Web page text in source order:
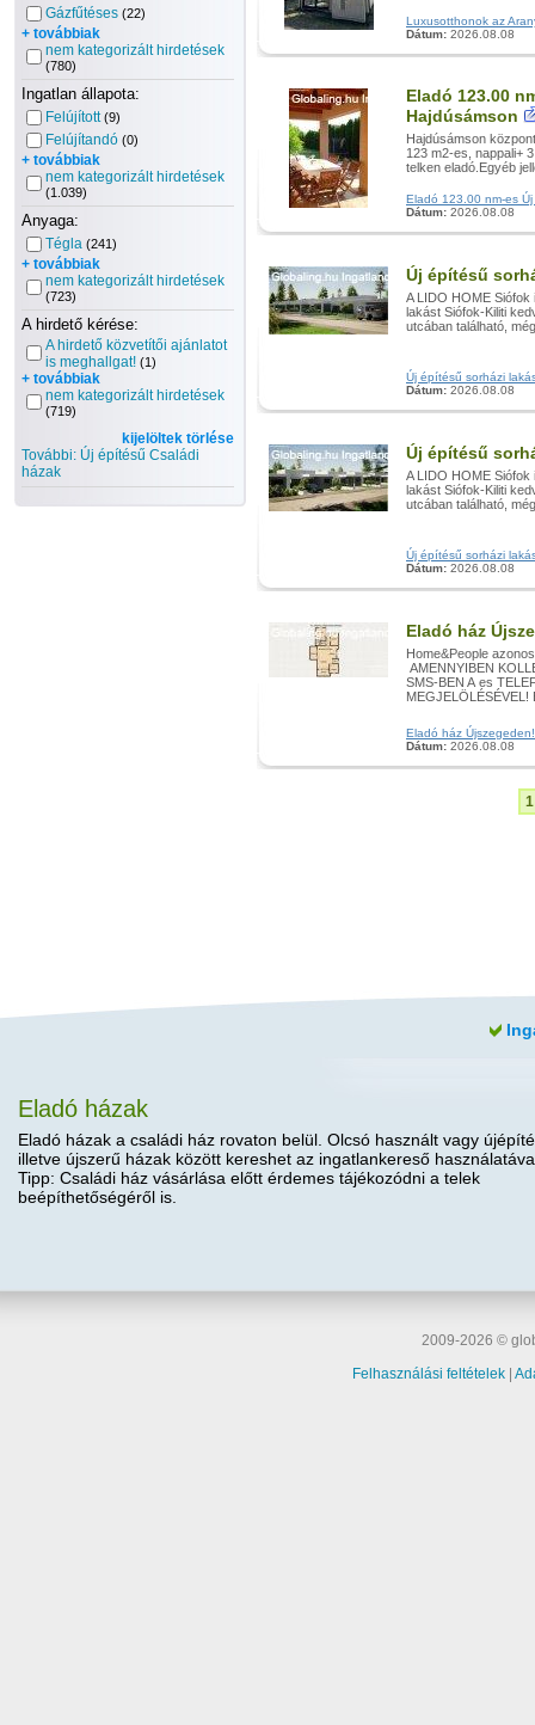
Gázfűtéses (22)
+ továbbiak
nem kategorizált hirdetések
(780)
Ingatlan állapota:
Felújított (9)
Felújítandó (0)
+ továbbiak
nem kategorizált hirdetések
(1.039)
Anyaga:
Tégla (241)
+ továbbiak
nem kategorizált hirdetések
(723)
A hirdető kérése:
A hirdető közvetítői ajánlatot
is meghallgat! (1)
+ továbbiak
nem kategorizált hirdetések
(719)
kijelöltek törlése
További: Új építésű Családi
házak
Luxusotthonok az
Dátum: 2026.08.08
Eladó 123.00
Hajdúsámson
Hajdúsámson
123 m2-es, nappali+
telken eladó.Egyéb
Eladó 123.00 nm-es
Dátum: 2026.08.08
Új építésű
A LIDO HOME
lakást Siófok-Kiliti
utcában található,
Új építésű sorházi
Dátum: 2026.08.08
Új építésű
A LIDO HOME
lakást Siófok-Kiliti
utcában található,
Új építésű sorházi
Dátum: 2026.08.08
Eladó ház
Home&People
AMENNYIBEN
SMS-BEN A es
MEGJELÖLÉSÉVEL!
Eladó ház
Dátum: 2026.08.08
1
Eladó házak
Eladó házak a családi ház rovaton belül. Olcsó használt vagy
illetve újszerű házak között kereshet az ingatlankereső
Tipp: Családi ház vásárlása előtt érdemes tájékozódni a telek
beépíthetőségéről is.
2009-2026 ©
Felhasználási feltételek